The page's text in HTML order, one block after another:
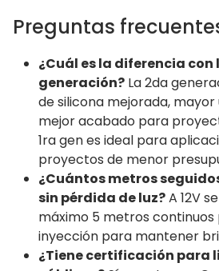
Preguntas
¿Cuál es la diferencia con
generación? La 2da
de silicona mejorada,
mejor acabado para
1ra gen es ideal para
proyectos de menor
¿Cuántos metros
sin pérdida de luz?A 12V
máximo 5 metros
inyección para mantener
¿Tiene certificación para